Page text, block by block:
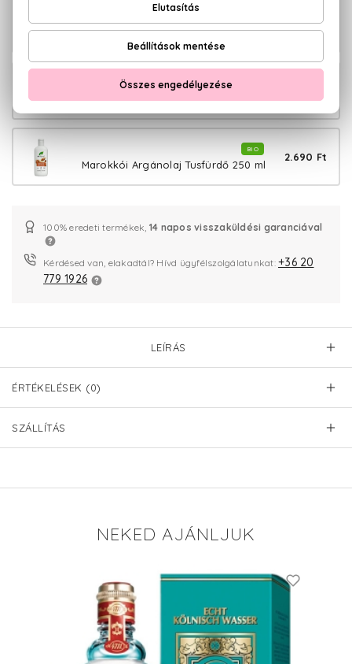
Marokkói Argánolaj
5.580 Ft
Marokkói Argánolaj Testápoló 200 ml
BIO
Marokkói Argánolaj Tusfürdő 250 ml
2.690 Ft
100% eredeti termékek, 14 napos visszaküldési garanciával
Kérdésed van, elakadtál? Hívd ügyfélszolgálatunkat: +36 20
779 1926
LEÍRÁS
ÉRTÉKELÉSEK (0)
SZÁLLÍTÁS
NEKED AJÁNLJUK